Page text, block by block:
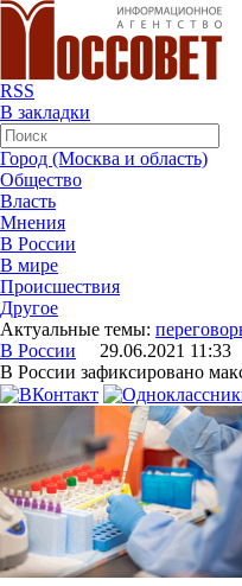
RSS
В закладки
Город (Москва и область)
Общество
Власть
Мнения
В России
В мире
Происшествия
Другое
Актуальные темы:
В России 29.06.2021 11:33
В России зафиксировано